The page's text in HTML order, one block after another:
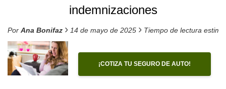
indemnizaciones
Por Ana Bonifaz › 14 de mayo de 2025 › Tiempo de lectura
¡COTIZA TU SEGURO DE AUTO!